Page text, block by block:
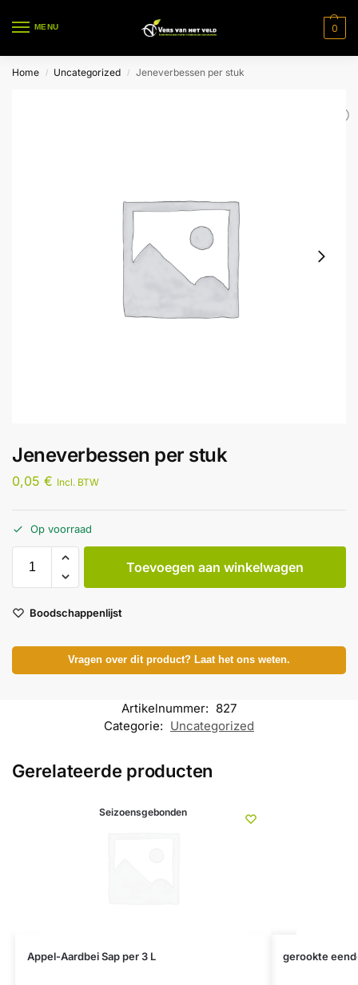
MENU 0
Home / Uncategorized / Jeneverbessen per stuk
Jeneverbessen per stuk
0,05 € Incl. BTW
Op voorraad
Toevoegen aan winkelwagen
Boodschappenlijst
Vragen over dit product? Laat het ons weten.
Artikelnummer: 827
Categorie: Uncategorized
Gerelateerde producten
Seizoensgebonden
Appel-Aardbei Sap per 3 L gerookte